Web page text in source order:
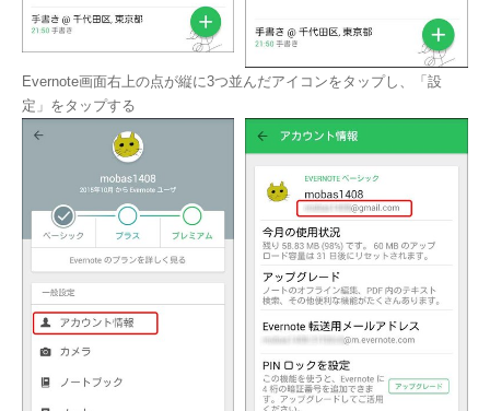
Evernote画面右上の点が縦に3つ並んだアイコンをタップし、「設
定」をタップする